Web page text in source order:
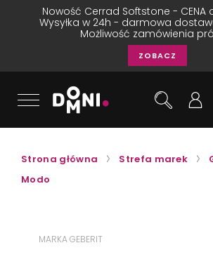
Nowość Cerrad Softstone - CENA
Wysyłka w 24h - darmowa
Możliwość zamówienia
ZOBACZ
Strona główna Strefa marek
Modo
MARKA GEBERIT